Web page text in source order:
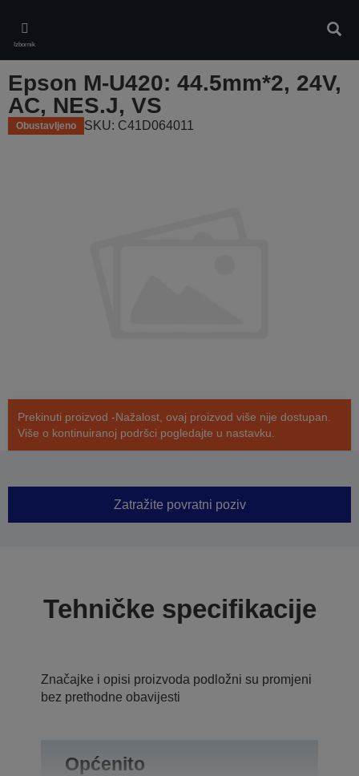
main
content
Izbornik
Epson M-U420: 44.5mm*2, 24V,
AC, NES.J, VS
Obustavljeno SKU: C41D064011
Prekinuti proizvod -Nažalost, ovaj proizvod više nije dostupan.
Više o kontinuiranoj podršci pogledajte u nastavku.
Zatražite povratni poziv
Tehničke specifikacije
Značajke i opisi proizvoda podložni su promjeni
bez prethodne obavijesti
Općenito